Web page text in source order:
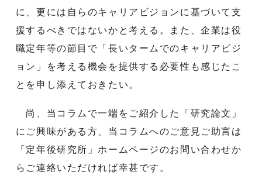
に、更には自らのキャリアビジョンに基づいて支
援するべきではないかと考える。また、企業は役
職定年等の節目で「長いタームでのキャリアビジ
ョン」を考える機会を提供する必要性も感じたこ
とを申し添えておきたい。
尚、当コラムで一端をご紹介した「研究論文」
にご興味がある方、当コラムへのご意見ご助言は
「定年後研究所」ホームページのお問い合わせか
らご連絡いただければ幸甚です。